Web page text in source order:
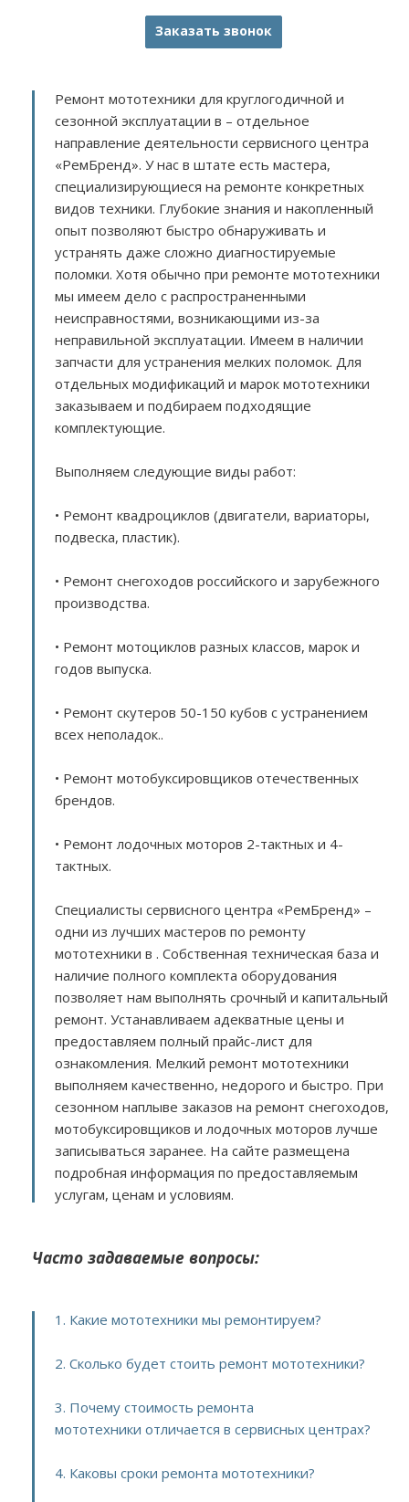
Заказать звонок
Ремонт мототехники для круглогодичной и
сезонной эксплуатации в – отдельное
направление деятельности сервисного центра
«РемБренд». У нас в штате есть мастера,
специализирующиеся на ремонте конкретных
видов техники. Глубокие знания и накопленный
опыт позволяют быстро обнаруживать и
устранять даже сложно диагностируемые
поломки. Хотя обычно при ремонте мототехники
мы имеем дело с распространенными
неисправностями, возникающими из-за
неправильной эксплуатации. Имеем в наличии
запчасти для устранения мелких поломок. Для
отдельных модификаций и марок мототехники
заказываем и подбираем подходящие
комплектующие.
Выполняем следующие виды работ:
• Ремонт квадроциклов (двигатели, вариаторы,
подвеска, пластик).
• Ремонт снегоходов российского и зарубежного
производства.
• Ремонт мотоциклов разных классов, марок и
годов выпуска.
• Ремонт скутеров 50-150 кубов с устранением
всех неполадок..
• Ремонт мотобуксировщиков отечественных
брендов.
• Ремонт лодочных моторов 2-тактных и 4-
тактных.
Специалисты сервисного центра «РемБренд» –
одни из лучших мастеров по ремонту
мототехники в . Собственная техническая база и
наличие полного комплекта оборудования
позволяет нам выполнять срочный и капитальный
ремонт. Устанавливаем адекватные цены и
предоставляем полный прайс-лист для
ознакомления. Мелкий ремонт мототехники
выполняем качественно, недорого и быстро. При
сезонном наплыве заказов на ремонт снегоходов,
мотобуксировщиков и лодочных моторов лучше
записываться заранее. На сайте размещена
подробная информация по предоставляемым
услугам, ценам и условиям.
Часто задаваемые вопросы:
1. Какие мототехники мы ремонтируем?
2. Сколько будет стоить ремонт мототехники?
3. Почему стоимость ремонта
мототехники отличается в сервисных центрах?
4. Каковы сроки ремонта мототехники?